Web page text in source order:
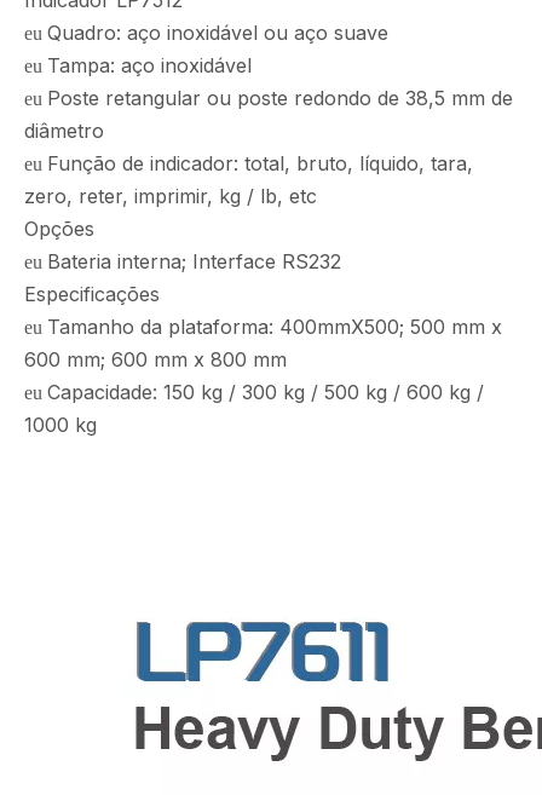
eu Quadro: aço inoxidável ou aço suave
eu Tampa: aço inoxidável
eu Poste retangular ou poste redondo de 38,5 mm de
diâmetro
eu Função de indicador: total, bruto, líquido, tara,
zero, reter, imprimir, kg / lb, etc
Opções
eu Bateria interna; Interface RS232
Especificações
eu Tamanho da plataforma: 400mmX500; 500 mm x
600 mm; 600 mm x 800 mm
eu Capacidade: 150 kg / 300 kg / 500 kg / 600 kg /
1000 kg